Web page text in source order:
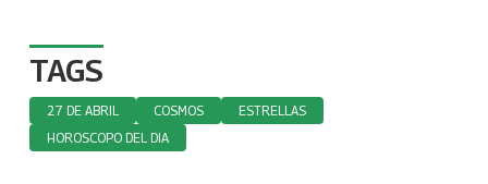
TAGS
27 DE ABRIL COSMOS
ESTRELLAS
HOROSCOPO DEL DIA